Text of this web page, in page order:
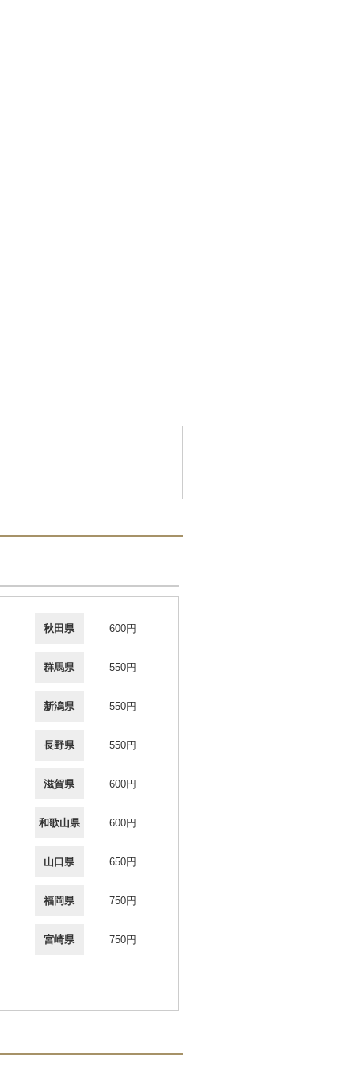
秋田県 600円
群馬県 550円
新潟県 550円
長野県 550円
滋賀県 600円
和歌山県 600円
山口県 650円
福岡県 750円
宮崎県 750円